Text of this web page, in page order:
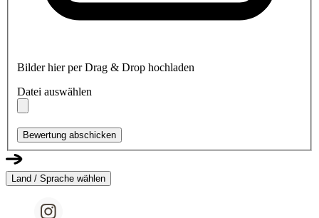
Bilder hier per Drag & Drop hochladen
Datei auswählen
Bewertung abschicken
Land / Sprache wählen